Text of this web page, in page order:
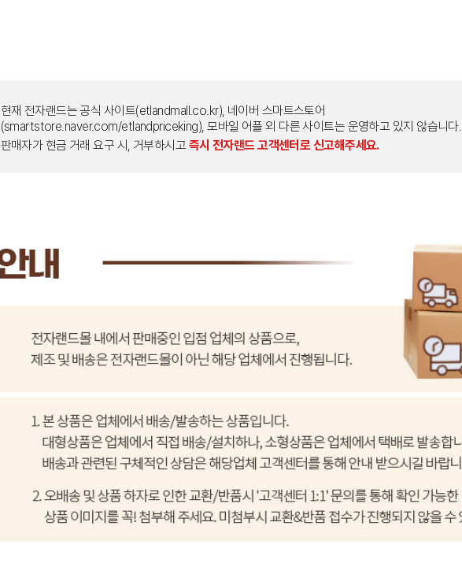
현재 전자랜드는 공식 사이트(etlandmall.co.kr), 네이버 스마트스토어
(smartstore.naver.com/etlandpriceking), 모바일 어플 외 다른 사이트는 운영하고 있지 않습니다.
판매자가 현금 거래 요구 시, 거부하시고 즉시 전자랜드 고객센터로 신고해주세요.